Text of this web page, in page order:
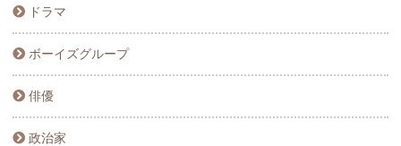
ドラマ
ボーイズグループ
俳優
政治家